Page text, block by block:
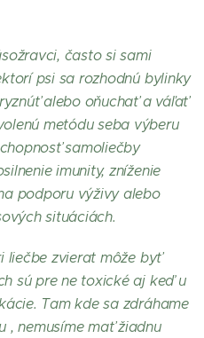
často si sami
psi sa rozhodnú bylinky
alebo oňuchať a váľať
metódu seba výberu
samoliečby
imunity, zníženie
podporu výživy alebo
situáciách.
liečbe zvierat môže byť
sú pre ne toxické aj keď u
Tam kde sa zdráhame
, nemusíme mať žiadnu